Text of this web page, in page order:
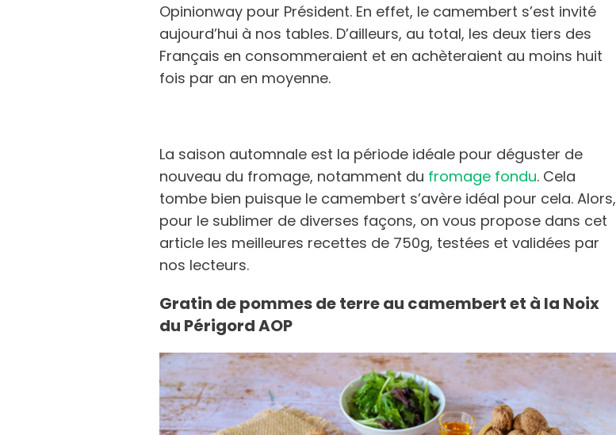
Opinionway pour Président. En effet, le camembert s’est invité
aujourd’hui à nos tables. D’ailleurs, au total, les deux tiers des
Français en consommeraient et en achèteraient au moins huit
fois par an en moyenne.
La saison automnale est la période idéale pour déguster de
nouveau du fromage, notamment du fromage fondu. Cela
tombe bien puisque le camembert s’avère idéal pour cela. Alors,
pour le sublimer de diverses façons, on vous propose dans cet
article les meilleures recettes de 750g, testées et validées par
nos lecteurs.
Gratin de pommes de terre au camembert et à la Noix
du Périgord AOP